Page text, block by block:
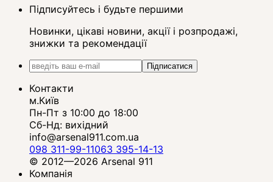
Підписуйтесь і будьте першими
Новинки, цікаві новини, акції і розпродажі,
знижки та рекомендації
Підписатися
Контакти
м.Київ
Пн-Пт з 10:00 до 18:00
Сб-Нд: вихідний
info@arsenal911.com.ua
098 311-99-11063 395-14-13
© 2012—2026 Arsenal 911
Компанія